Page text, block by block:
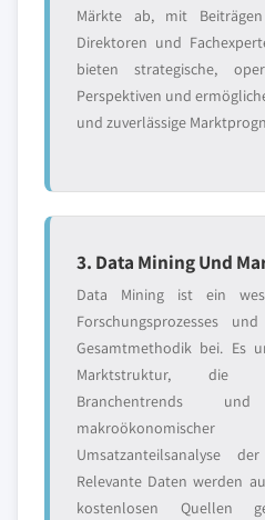
Märkte ab, mit
Direktoren und
bieten strategische,
Perspektiven und
und zuverlässige
3. Data Mining Und
Data Mining ist ein
Forschungsprozesses
Gesamtmethodik bei. Es
Marktstruktur, die
Branchentrends
Umsatzanteilsanalyse
Relevante Daten werden
kostenlosen Quellen